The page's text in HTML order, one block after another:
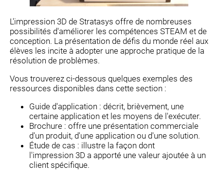
L'impression 3D de Stratasys offre de nombreuses
possibilités d'améliorer les compétences STEAM et de
conception. La présentation de défis du monde réel aux
élèves les incite à adopter une approche pratique de la
résolution de problèmes.
Vous trouverez ci-dessous quelques exemples des
ressources disponibles dans cette section :
Guide d'application : décrit, brièvement, une
certaine application et les moyens de l'exécuter.
Brochure : offre une présentation commerciale
d'un produit, d'une application ou d'une solution.
Étude de cas : illustre la façon dont
l'impression 3D a apporté une valeur ajoutée à un
client spécifique.